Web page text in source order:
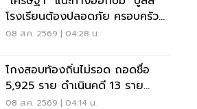
โรงเรียนต้องปลอดภัย ครอบครัว
ต้องรับฟัง
08 ส.ค. 2569 | 04:28 น.
โกงสอบท้องถิ่นไม่รอด ถอดชื่อ
5,925 ราย ดำเนินคดี 13 ราย
ปปง.ไล่เส้นการเงิน
08 ส.ค. 2569 | 04:14 น.